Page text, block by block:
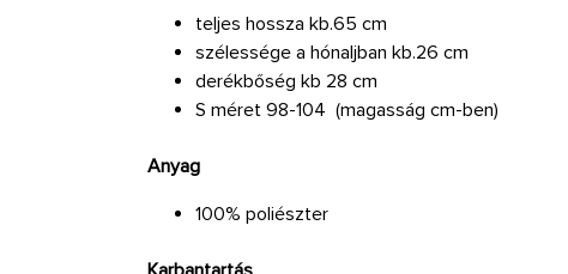
teljes hossza kb.65 cm
szélessége a hónaljban kb.26 cm
derékbőség kb 28 cm
S méret 98-104 (magasság cm-ben)
Anyag
100% poliészter